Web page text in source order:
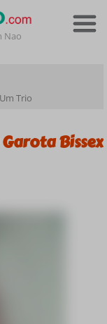
Nao
Trio
Bissex